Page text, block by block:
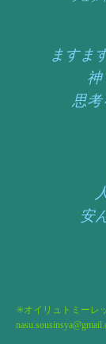
ますま
神
思考
安
✳️オイリュトミーレ